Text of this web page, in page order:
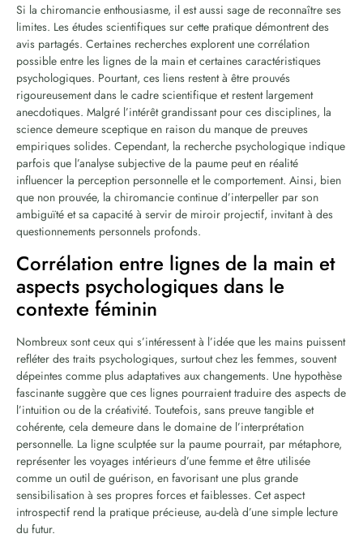
Si la chiromancie enthousiasme, il est aussi sage de reconnaître ses
limites. Les études scientifiques sur cette pratique démontrent des
avis partagés. Certaines recherches explorent une corrélation
possible entre les lignes de la main et certaines caractéristiques
psychologiques. Pourtant, ces liens restent à être prouvés
rigoureusement dans le cadre scientifique et restent largement
anecdotiques. Malgré l’intérêt grandissant pour ces disciplines, la
science demeure sceptique en raison du manque de preuves
empiriques solides. Cependant, la recherche psychologique indique
parfois que l’analyse subjective de la paume peut en réalité
influencer la perception personnelle et le comportement. Ainsi, bien
que non prouvée, la chiromancie continue d’interpeller par son
ambiguïté et sa capacité à servir de miroir projectif, invitant à des
questionnements personnels profonds.
Corrélation entre lignes de la main et
aspects psychologiques dans le
contexte féminin
Nombreux sont ceux qui s’intéressent à l’idée que les mains puissent
refléter des traits psychologiques, surtout chez les femmes, souvent
dépeintes comme plus adaptatives aux changements. Une hypothèse
fascinante suggère que ces lignes pourraient traduire des aspects de
l’intuition ou de la créativité. Toutefois, sans preuve tangible et
cohérente, cela demeure dans le domaine de l’interprétation
personnelle. La ligne sculptée sur la paume pourrait, par métaphore,
représenter les voyages intérieurs d’une femme et être utilisée
comme un outil de guérison, en favorisant une plus grande
sensibilisation à ses propres forces et faiblesses. Cet aspect
introspectif rend la pratique précieuse, au-delà d’une simple lecture
du futur.